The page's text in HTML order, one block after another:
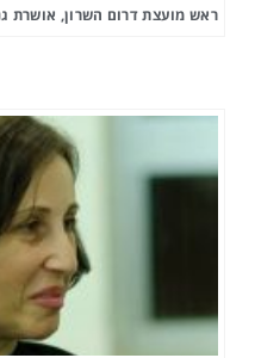
ראש מועצת דרום השרון, אושרת